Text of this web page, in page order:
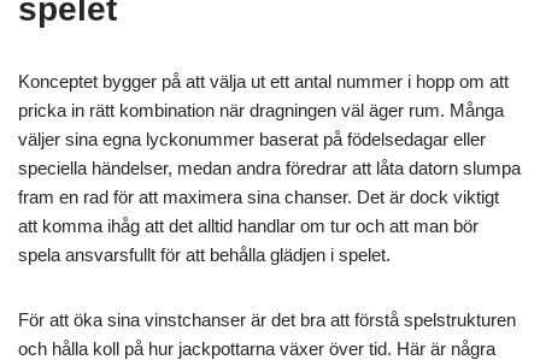
spelet
Konceptet bygger på att välja ut ett antal nummer i hopp om att
pricka in rätt kombination när dragningen väl äger rum. Många
väljer sina egna lyckonummer baserat på födelsedagar eller
speciella händelser, medan andra föredrar att låta datorn slumpa
fram en rad för att maximera sina chanser. Det är dock viktigt
att komma ihåg att det alltid handlar om tur och att man bör
spela ansvarsfullt för att behålla glädjen i spelet.
För att öka sina vinstchanser är det bra att förstå spelstrukturen
och hålla koll på hur jackpottarna växer över tid. Här är några